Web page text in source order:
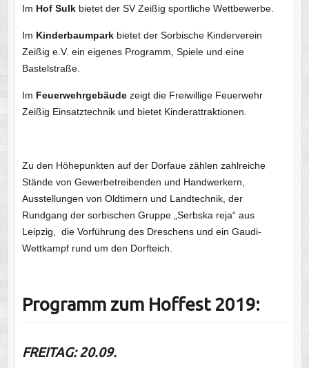
Im Hof Sulkbietet der SV Zeißig sportliche Wettbewerbe.
Im Kinderbaumparkbietet der Sorbische Kinderverein
Zeißig e.V. ein eigenes Programm, Spiele und eine
Bastelstraße.
Im Feuerwehrgebäudezeigt die Freiwillige Feuerwehr
Zeißig Einsatztechnik und bietet Kinderattraktionen.
Zu den Höhepunkten auf der Dorfaue zählen zahlreiche
Stände von Gewerbetreibenden und Handwerkern,
Ausstellungen von Oldtimern und Landtechnik, der
Rundgang der sorbischen Gruppe „Serbska reja“ aus
Leipzig, die Vorführung des Dreschens und ein Gaudi-
Wettkampf rund um den Dorfteich.
Programm zum Hoffest 2019:
FREITAG: 20.09.